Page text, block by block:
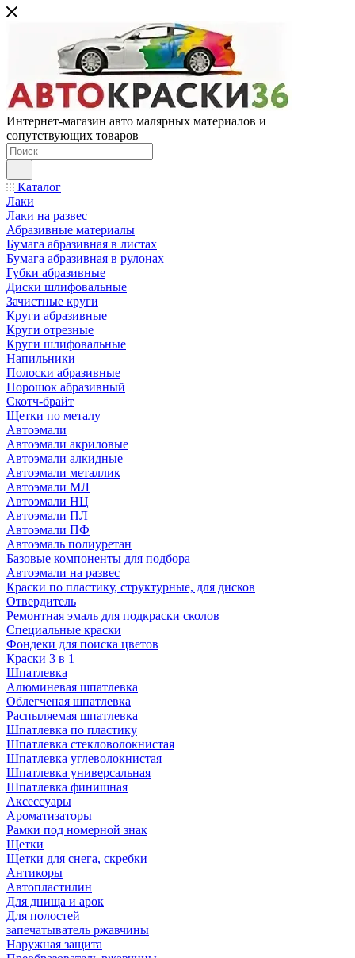
Интернет-магазин авто малярных материалов и
сопутствующих товаров
Каталог
Лаки
Лаки на развес
Абразивные материалы
Бумага абразивная в листах
Бумага абразивная в рулонах
Губки абразивные
Диски шлифовальные
Зачистные круги
Круги абразивные
Круги отрезные
Круги шлифовальные
Напильники
Полоски абразивные
Порошок абразивный
Скотч-брайт
Щетки по металу
Автоэмали
Автоэмали акриловые
Автоэмали алкидные
Автоэмали металлик
Автоэмали МЛ
Автоэмали НЦ
Автоэмали ПЛ
Автоэмали ПФ
Автоэмаль полиуретан
Базовые компоненты для подбора
Автоэмали на развес
Краски по пластику, структурные, для дисков
Отвердитель
Ремонтная эмаль для подкраски сколов
Специальные краски
Фондеки для поиска цветов
Краски 3 в 1
Шпатлевка
Алюминевая шпатлевка
Облегченая шпатлевка
Распыляемая шпатлевка
Шпатлевка по пластику
Шпатлевка стекловолокнистая
Шпатлевка углеволокнистая
Шпатлевка универсальная
Шпатлевка финишная
Аксессуары
Ароматизаторы
Рамки под номерной знак
Щетки
Щетки для снега, скребки
Антикоры
Автопластилин
Для днища и арок
Для полостей
запечатыватель ржавчины
Наружная защита